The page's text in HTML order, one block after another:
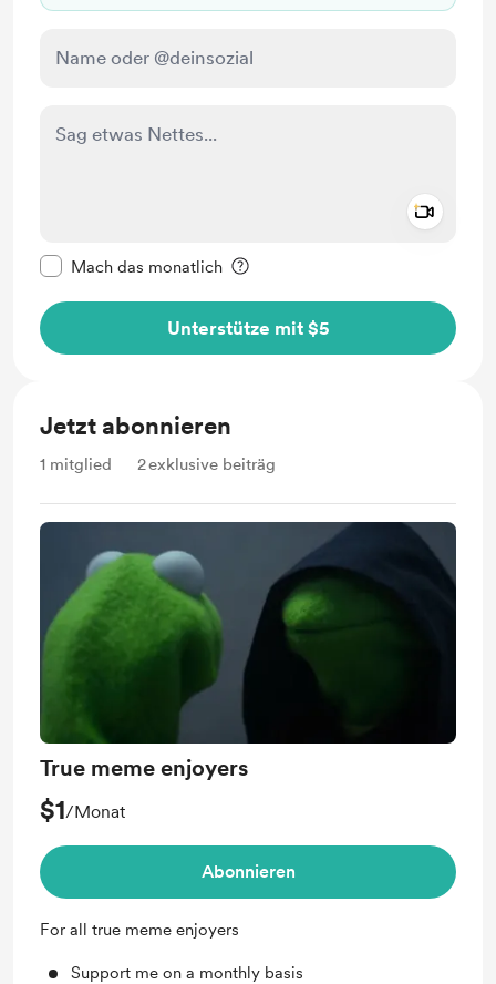
Mach das monatlich
Unterstütze mit $5
Jetzt abonnieren
1 mitglied 2exklusive beiträg
True meme enjoyers
$1/Monat
Abonnieren
For all true meme enjoyers
Support me on a monthly basis